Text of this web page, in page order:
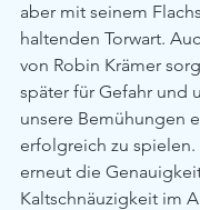
aber mit seinem
haltenden Torwart.
von Robin Krämer
später für Gefahr und
unsere Bemühungen
erfolgreich zu
erneut die
Kaltschnäuzigkeit im